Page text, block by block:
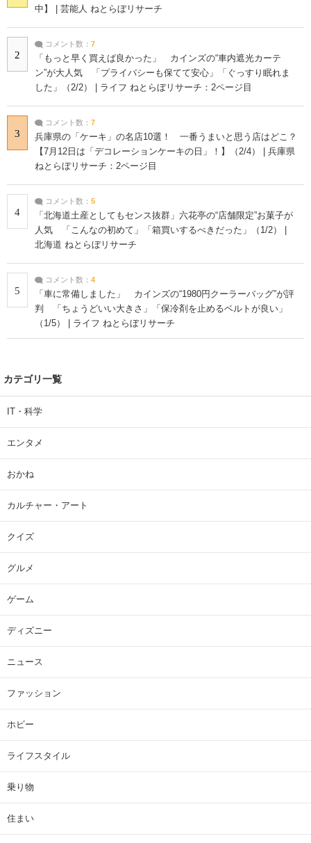
中】 | 芸能人 ねとらぼリサーチ
2
コメント数： 7
「もっと早く買えば良かった」 カインズの“車内遮光カーテ
ン”が大人気 「プライバシーも保てて安心」「ぐっすり眠れま
した」（2/2） | ライフ ねとらぼリサーチ：2ページ目
3
コメント数： 7
兵庫県の「ケーキ」の名店10選！ 一番うまいと思う店はどこ？
【7月12日は「デコレーションケーキの日」！】（2/4） | 兵庫県
ねとらぼリサーチ：2ページ目
4
コメント数： 5
「北海道土産としてもセンス抜群」六花亭の“店舗限定”お菓子が
人気 「こんなの初めて」「箱買いするべきだった」（1/2） |
北海道 ねとらぼリサーチ
5
コメント数： 4
「車に常備しました」 カインズの“1980円クーラーバッグ”が評
判 「ちょうどいい大きさ」「保冷剤を止めるベルトが良い」
（1/5） | ライフ ねとらぼリサーチ
カテゴリ一覧
IT・科学
エンタメ
おかね
カルチャー・アート
クイズ
グルメ
ゲーム
ディズニー
ニュース
ファッション
ホビー
ライフスタイル
乗り物
住まい